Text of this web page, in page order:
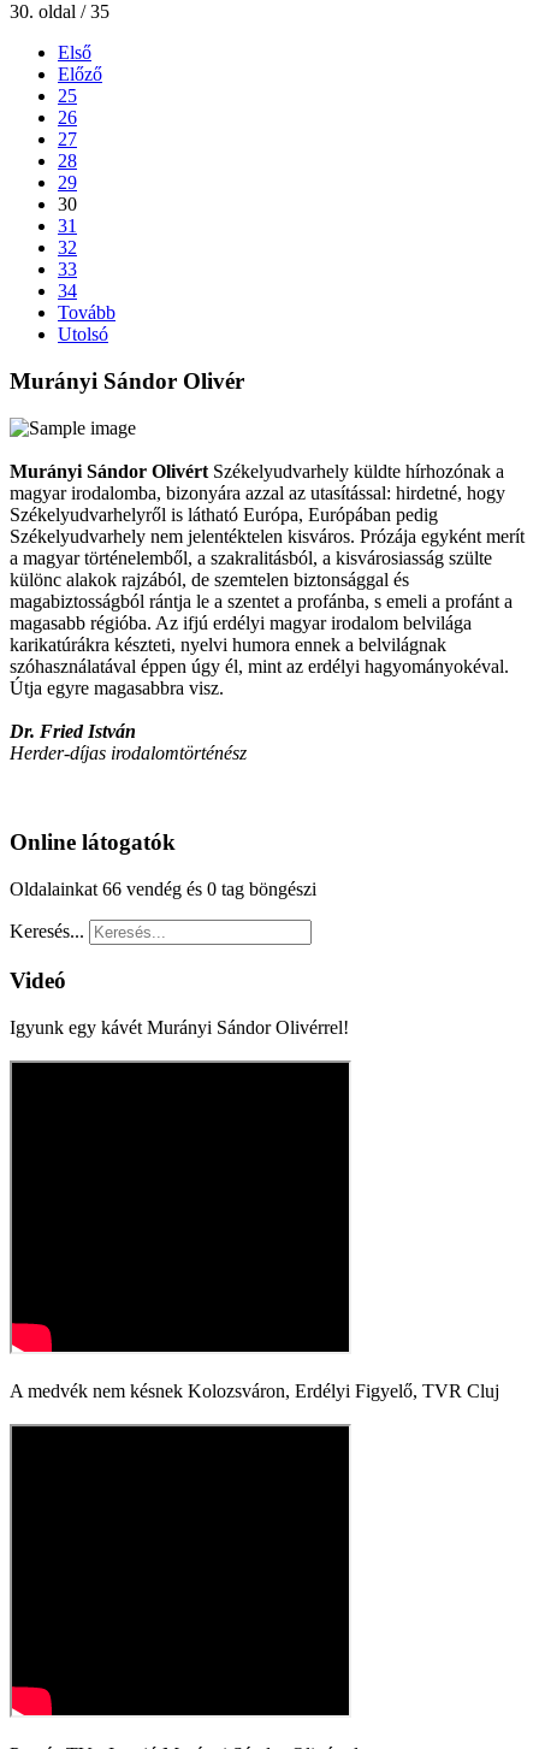
30. oldal / 35
Első
Előző
25
26
27
28
29
30
31
32
33
34
Tovább
Utolsó
Murányi Sándor Olivér
Murányi Sándor Olivért Székelyudvarhely küldte hírhozónak a
magyar irodalomba, bizonyára azzal az utasítással: hirdetné, hogy
Székelyudvarhelyről is látható Európa, Európában pedig
Székelyudvarhely nem jelentéktelen kisváros. Prózája egyként merít
a magyar történelemből, a szakralitásból, a kisvárosiasság szülte
különc alakok rajzából, de szemtelen biztonsággal és
magabiztosságból rántja le a szentet a profánba, s emeli a profánt a
magasabb régióba. Az ifjú erdélyi magyar irodalom belvilága
karikatúrákra készteti, nyelvi humora ennek a belvilágnak
szóhasználatával éppen úgy él, mint az erdélyi hagyományokéval.
Útja egyre magasabbra visz.
Dr. Fried István
Herder-díjas irodalomtörténész
Online látogatók
Oldalainkat 66 vendég és 0 tag böngészi
Keresés...
Videó
Igyunk egy kávét Murányi Sándor Olivérrel!
A medvék nem késnek Kolozsváron, Erdélyi Figyelő, TVR Cluj